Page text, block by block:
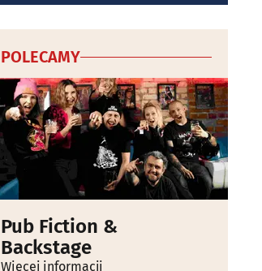
POLECAMY
Pub Fiction &
Backstage
Więcej informacji